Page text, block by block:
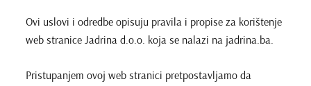
Ovi uslovi i odredbe opisuju pravila i propise za korištenje
web stranice Jadrina d.o.o. koja se nalazi na jadrina.ba.
Pristupanjem ovoj web stranici pretpostavljamo da